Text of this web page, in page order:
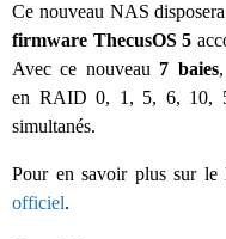
Ce nouveau NAS
firmware ThecusOS 5
Avec ce nouveau 7 baies
en RAID 0, 1, 5, 6, 10,
simultanés.
Pour en savoir plus sur
officiel.